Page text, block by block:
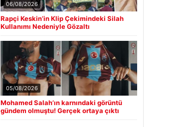
06/08/2026
Rapçi Keskin’in Klip Çekimindeki Silah
Kullanımı Nedeniyle Gözaltı
05/08/2026
Mohamed Salah’ın karnındaki görüntü
gündem olmuştu! Gerçek ortaya çıktı